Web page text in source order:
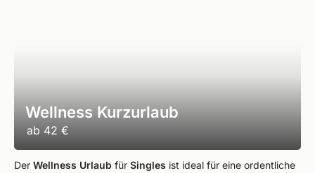
Wellness Kurzurlaub
ab 42 €
Der Wellness Urlaub für Singles ist ideal für eine ordentliche